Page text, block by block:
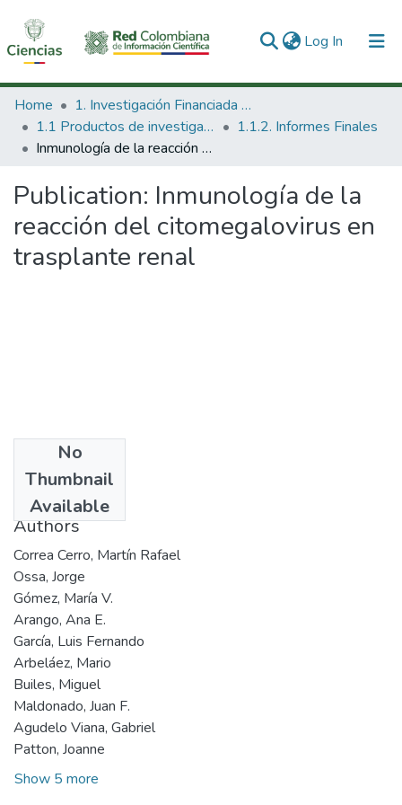
Log In (current)
Communities & Collections
All of DSpace
Home
1. Investigación Financiada con Recursos Públicos
1.1 Productos de investigación
1.1.2. Informes Finales
Inmunología de la reacción del citomegalovirus en trasplante renal
Publication: Inmunología de la
reacción del citomegalovirus en
trasplante renal
No
Thumbnail
Available
1990
Authors
Correa Cerro, Martín Rafael
Ossa, Jorge
Gómez, María V.
Arango, Ana E.
García, Luis Fernando
Arbeláez, Mario
Builes, Miguel
Maldonado, Juan F.
Agudelo Viana, Gabriel
Patton, Joanne
Show 5 more